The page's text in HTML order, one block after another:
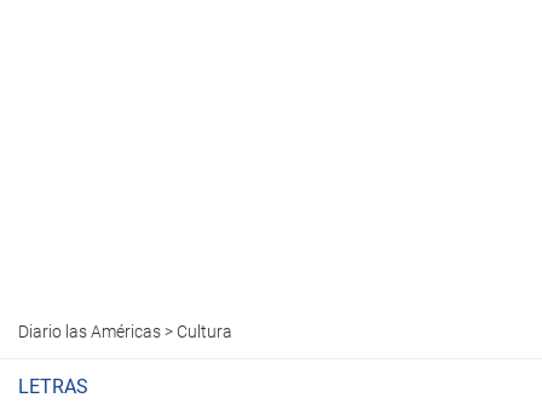
Diario las Américas> Cultura
LETRAS